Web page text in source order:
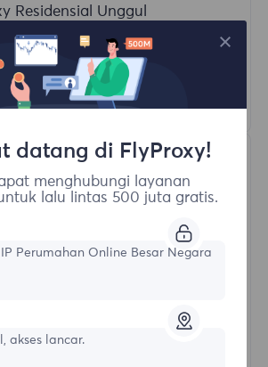
Residensial Unggul
Otomatis
Lebih Lanjut
Bentuk awal
datang di FlyProxy!
menghubungi layanan
lalu lintas 500 juta gratis.
Perumahan Online Besar Negara
akses lancar.